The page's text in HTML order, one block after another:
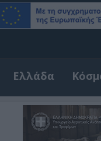
Ελλάδα